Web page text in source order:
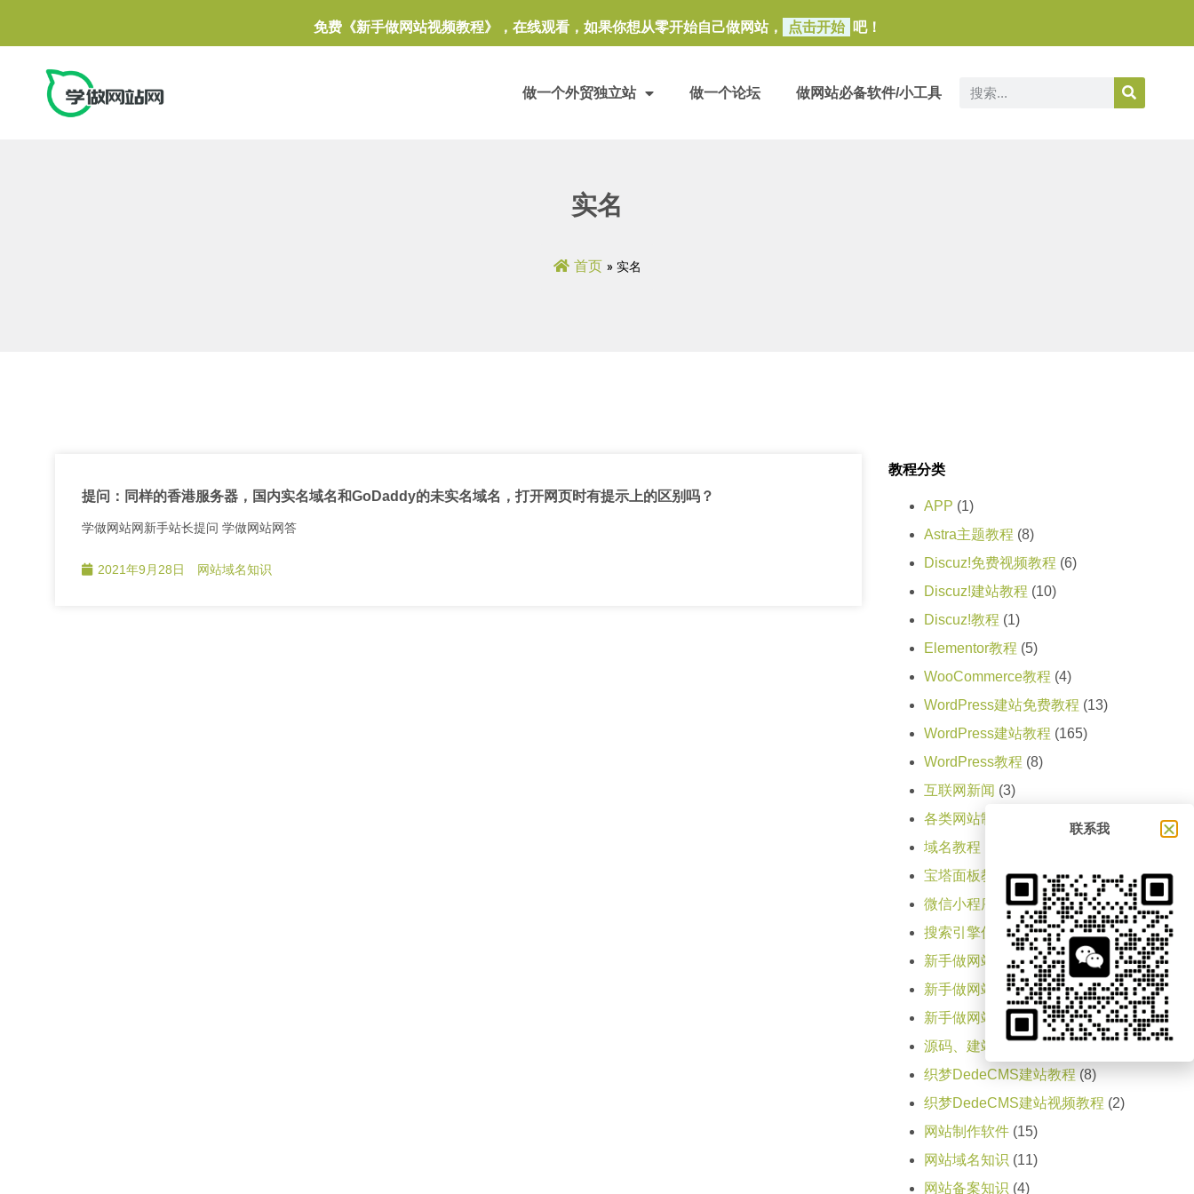
免费《新手做网站视频教程》，在线观看，如果你想从零开始自己做网站， 点击开始 吧！
做一个外贸独立站 做一个论坛 做网站必备软件/小工具
实名
首页 » 实名
提问：同样的香港服务器，国内实名域名和GoDaddy的未实名域名，打开网页时有提示上的区别吗？
学做网站网新手站长提问 学做网站网答
2021年9月28日 网站域名知识
教程分类
APP (1)
Astra主题教程 (8)
Discuz!免费视频教程 (6)
Discuz!建站教程 (10)
Discuz!教程 (1)
Elementor教程 (5)
WooCommerce教程 (4)
WordPress建站免费教程 (13)
WordPress建站教程 (165)
WordPress教程 (8)
互联网新闻 (3)
各类网站制作步骤
域名教程
宝塔面板教程(1)
微信小程序
(5)
搜索引擎优化SEO教程 (1)
新手做网站教程（第一天）(15)
新手做网站教程（第三天）(1)
新手做网站教程（第二天） (4)
源码、建站程序大全
织梦DedeCMS建站教程 (8)
织梦DedeCMS建站视频教程 (2)
网站制作软件(15)
网站域名知识 (11)
网站备案知识 (4)
联系我